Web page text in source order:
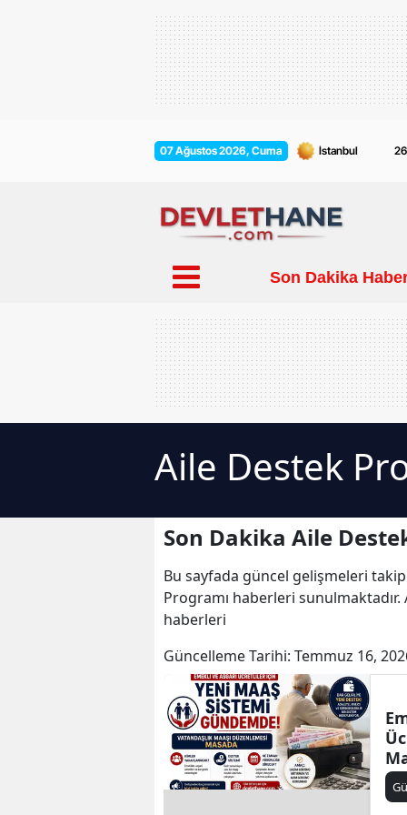
07 Ağustos 2026, Cuma 26
Son Dakika
Aile Destek
Son Dakika Aile
Bu sayfada güncel gelişmeleri
Programı haberleri
haberleri
Güncelleme Tarihi: Temmuz 16,